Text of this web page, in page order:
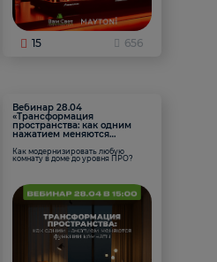
15 656
Вебинар 28.04
«Трансформация
пространства: как одним
нажатием меняются
Как модернизировать любую
комнату в доме до уровня ПРО?